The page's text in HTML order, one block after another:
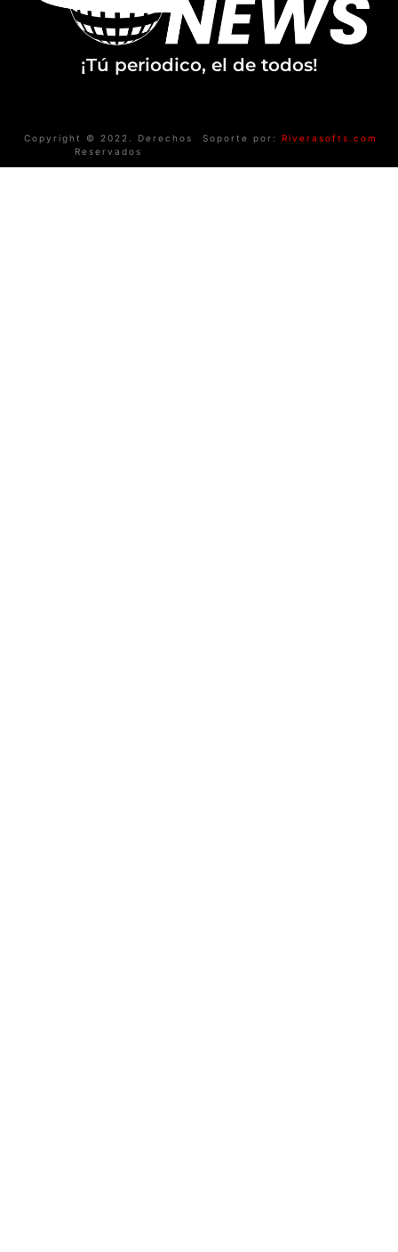
¡Tú periodico, el de todos!
Copyright © 2022. Derechos
Reservados
Soporte por: Riverasofts.com